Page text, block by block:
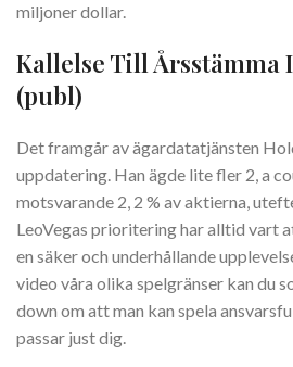
miljoner dollar.
Kallelse Till Årsstämma
(publ)
Det framgår av ägardatatjänsten
uppdatering. Han ägde lite fler 2, a
motsvarande 2, 2 % av aktierna,
LeoVegas prioritering har alltid vart
en säker och underhållande
video våra olika spelgränser kan du
down om att man kan spela
passar just dig.